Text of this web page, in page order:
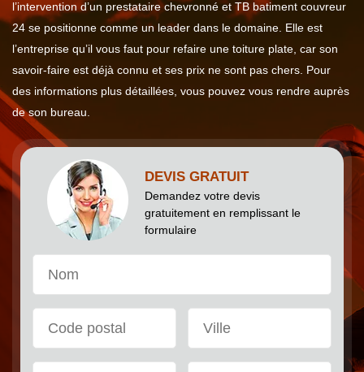
l’intervention d’un prestataire chevronné et TB batiment couvreur
24 se positionne comme un leader dans le domaine. Elle est
l’entreprise qu’il vous faut pour refaire une toiture plate, car son
savoir-faire est déjà connu et ses prix ne sont pas chers. Pour
des informations plus détaillées, vous pouvez vous rendre auprès
de son bureau.
DEVIS GRATUIT
Demandez votre devis
gratuitement en remplissant le
formulaire